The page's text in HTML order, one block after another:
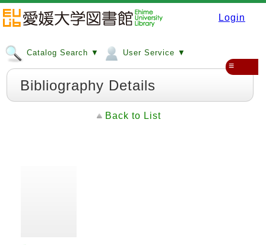
Login
Catalog Search ▼ User Service ▼
≡
Bibliography Details
Back to List